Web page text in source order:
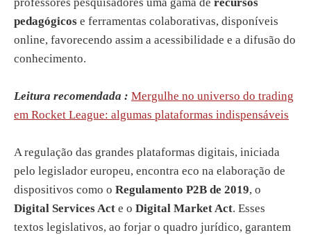
pedagógicos e ferramentas colaborativas, disponíveis
online, favorecendo assim a acessibilidade e a difusão do
conhecimento.
Leitura recomendada : Mergulhe no universo do trading
em Rocket League: algumas plataformas indispensáveis
A regulação das grandes plataformas digitais, iniciada
pelo legislador europeu, encontra eco na elaboração de
dispositivos como o Regulamento P2B de 2019, o
Digital Services Act e o Digital Market Act. Esses
textos legislativos, ao forjar o quadro jurídico, garantem